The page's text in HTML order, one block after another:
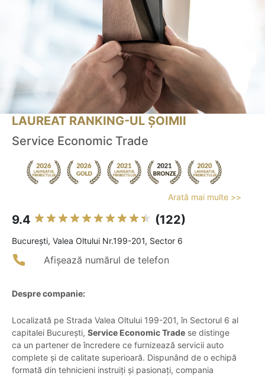
LAUREAT RANKING-UL ȘOIMII
Service Economic Trade
Arată mai multe >>
9.4 (122)
Bucureşti, Valea Oltului Nr.199-201, Sector 6
Afișează numărul de telefon
Despre companie:
Localizată pe Strada Valea Oltului 199-201, în Sectorul 6 al
capitalei București, Service Economic Trade se distinge
ca un partener de încredere ce furnizează servicii auto
complete și de calitate superioară. Dispunând de o echipă
formată din tehnicieni instruiți și pasionați, compania